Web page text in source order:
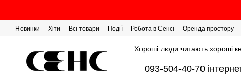
Новинки Хіти Всі товари Події Робота в Сенсі Оренда простору
Хороші люди читають хороші
093-504-40-70